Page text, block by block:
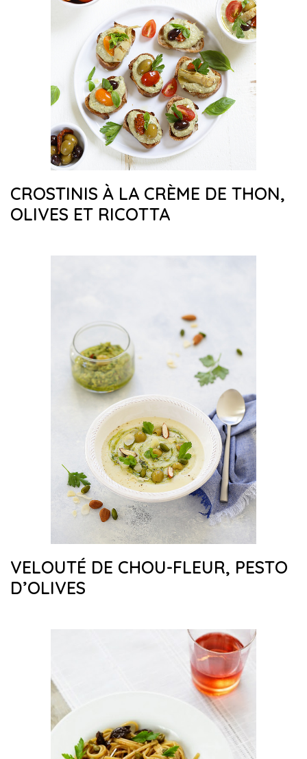
CROSTINIS À LA CRÈME DE THON,
OLIVES ET RICOTTA
VELOUTÉ DE CHOU-FLEUR, PESTO
D’OLIVES